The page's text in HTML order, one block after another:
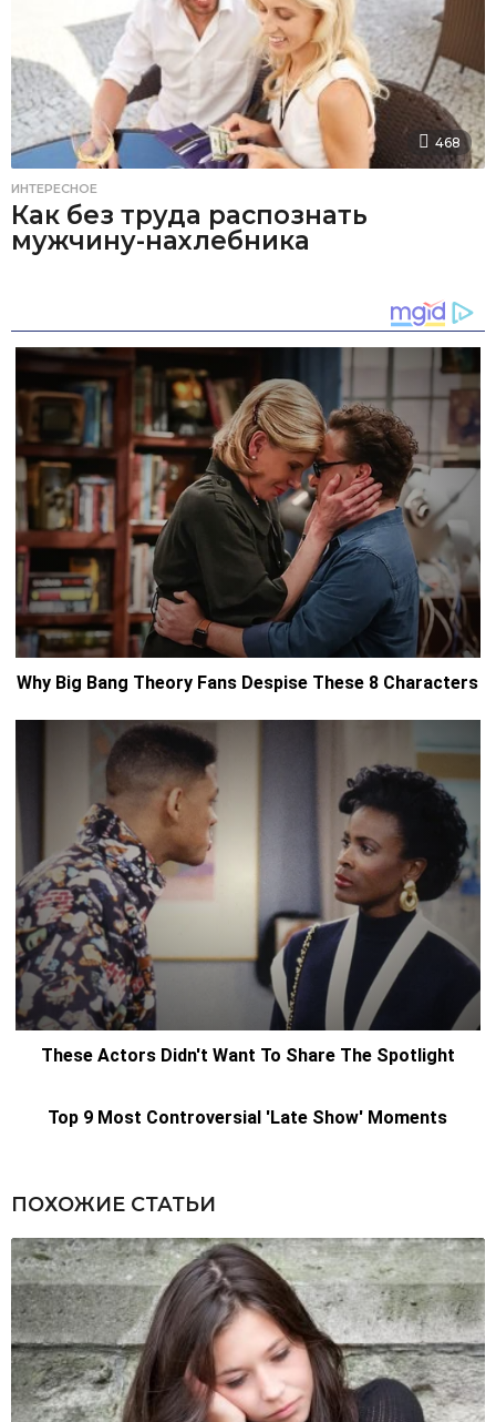
468
ИНТЕРЕСНОЕ
Как без труда распознать
мужчину-нахлебника
ПОХОЖИЕ СТАТЬИ